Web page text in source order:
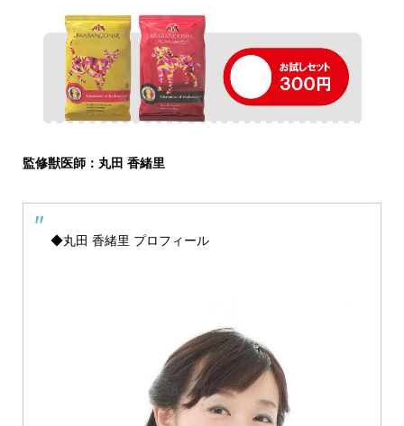
監修獣医師：丸田 香緒里
◆丸田 香緒里 プロフィール